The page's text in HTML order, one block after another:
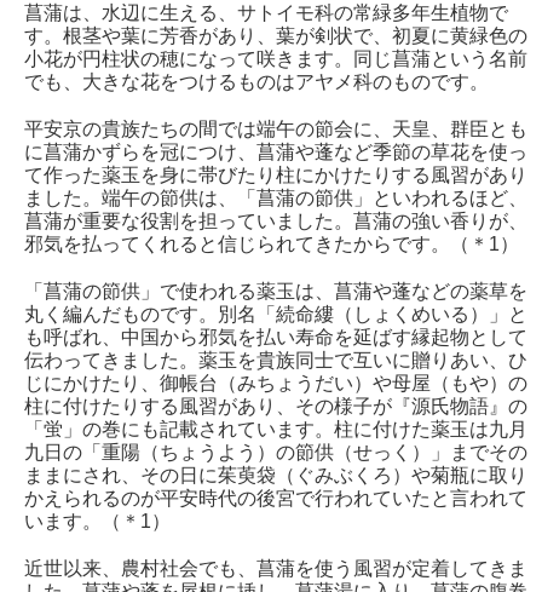
菖蒲は、水辺に生える、サトイモ科の常緑多年生植物で
す。根茎や葉に芳香があり、葉が剣状で、初夏に黄緑色の
小花が円柱状の穂になって咲きます。同じ菖蒲という名前
でも、大きな花をつけるものはアヤメ科のものです。
平安京の貴族たちの間では端午の節会に、天皇、群臣とも
に菖蒲かずらを冠につけ、菖蒲や蓬など季節の草花を使っ
て作った薬玉を身に帯びたり柱にかけたりする風習があり
ました。端午の節供は、「菖蒲の節供」といわれるほど、
菖蒲が重要な役割を担っていました。菖蒲の強い香りが、
邪気を払ってくれると信じられてきたからです。（＊1）
「菖蒲の節供」で使われる薬玉は、菖蒲や蓬などの薬草を
丸く編んだものです。別名「続命縷（しょくめいる）」と
も呼ばれ、中国から邪気を払い寿命を延ばす縁起物として
伝わってきました。薬玉を貴族同士で互いに贈りあい、ひ
じにかけたり、御帳台（みちょうだい）や母屋（もや）の
柱に付けたりする風習があり、その様子が『源氏物語』の
「蛍」の巻にも記載されています。柱に付けた薬玉は九月
九日の「重陽（ちょうよう）の節供（せっく）」までその
ままにされ、その日に茱萸袋（ぐみぶくろ）や菊瓶に取り
かえられるのが平安時代の後宮で行われていたと言われて
います。（＊1）
近世以来、農村社会でも、菖蒲を使う風習が定着してきま